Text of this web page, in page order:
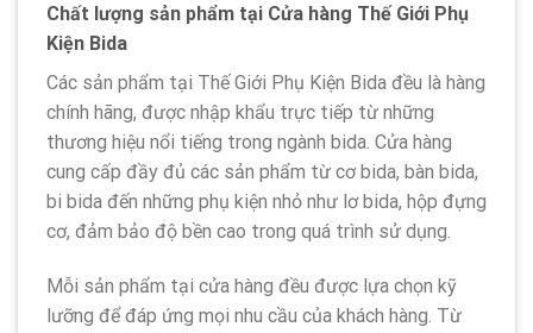
Chất lượng sản phẩm tại Cửa hàng Thế Giới Phụ
Kiện Bida
Các sản phẩm tại Thế Giới Phụ Kiện Bida đều là hàng
chính hãng, được nhập khẩu trực tiếp từ những
thương hiệu nổi tiếng trong ngành bida. Cửa hàng
cung cấp đầy đủ các sản phẩm từ cơ bida, bàn bida,
bi bida đến những phụ kiện nhỏ như lơ bida, hộp đựng
cơ, đảm bảo độ bền cao trong quá trình sử dụng.
Mỗi sản phẩm tại cửa hàng đều được lựa chọn kỹ
lưỡng để đáp ứng mọi nhu cầu của khách hàng. Từ